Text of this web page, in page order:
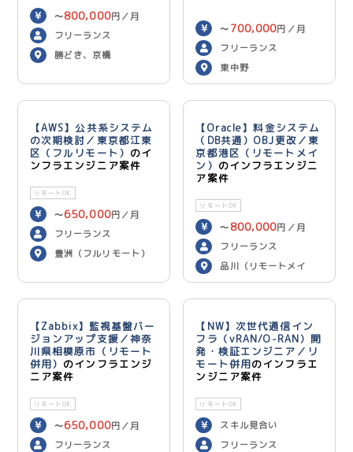
〜800,000円／月
フリーランス
勝どき、京橋
〜 700,000円／月
フリーランス
東中野
【AWS】公共系システム
の次期検討／東京都江東
区（フルリモート） のイ
ンフラエンジニア案件
リモートOK
〜650,000円／月
フリーランス
豊洲（フルリモート）
【Oracle】料金システム
（DB共通）OBJ更改／東
京都港区（リモートメイ
ン） のインフラエンジニ
ア案件
リモートOK
〜 800,000円／月
フリーランス
品川（リモートメイ
ン）
【Zabbix】監視基盤バー
ジョンアップ支援／神奈
川県相模原市（リモート
併用） のインフラエンジ
ニア案件
リモートOK
〜650,000円／月
フリーランス
【NW】次世代通信イン
フラ（vRAN/O-RAN）開
発・検証エンジニア／リ
モート併用のインフラエ
ンジニア案件
リモートOK
スキル見合い
フリーランス